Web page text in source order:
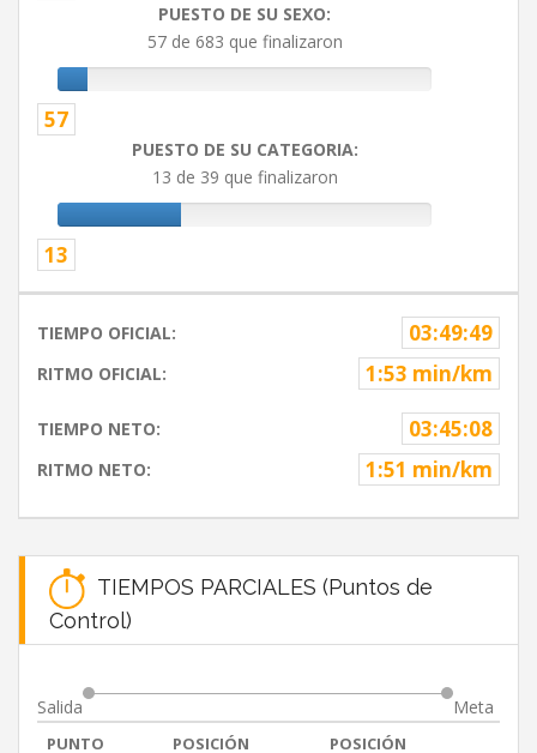
PUESTO DE SU SEXO:
57 de 683 que finalizaron
57
PUESTO DE SU CATEGORIA:
13 de 39 que finalizaron
13
TIEMPO OFICIAL: 03:49:49
RITMO OFICIAL: 1:53 min/km
TIEMPO NETO: 03:45:08
RITMO NETO: 1:51 min/km
TIEMPOS PARCIALES (Puntos de
Control)
Salida Meta
PUNTO POSICIÓN POSICIÓN